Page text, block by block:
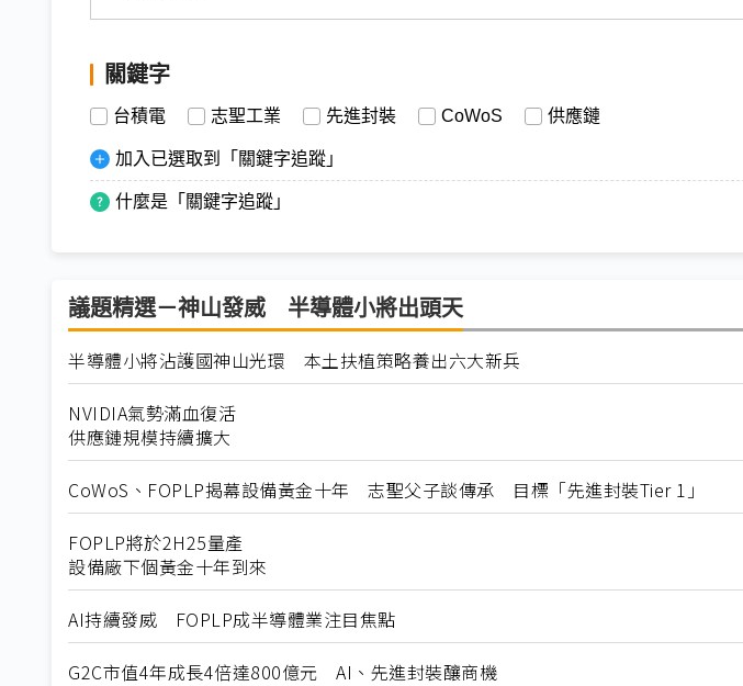
關鍵字
台積電 志聖工業 先進封裝 CoWoS 供應鏈
加入已選取到「關鍵字追蹤」
什麼是「關鍵字追蹤」
議題精選－神山發威 半導體小將出頭天
半導體小將沾護國神山光環 本土扶植策略養出六大新兵
NVIDIA氣勢滿血復活
供應鏈規模持續擴大
CoWoS、FOPLP揭幕設備黃金十年 志聖父子談傳承 目標「先進封裝Tier 1」
FOPLP將於2H25量產
設備廠下個黃金十年到來
AI持續發威 FOPLP成半導體業注目焦點
G2C市值4年成長4倍達800億元 AI、先進封裝釀商機